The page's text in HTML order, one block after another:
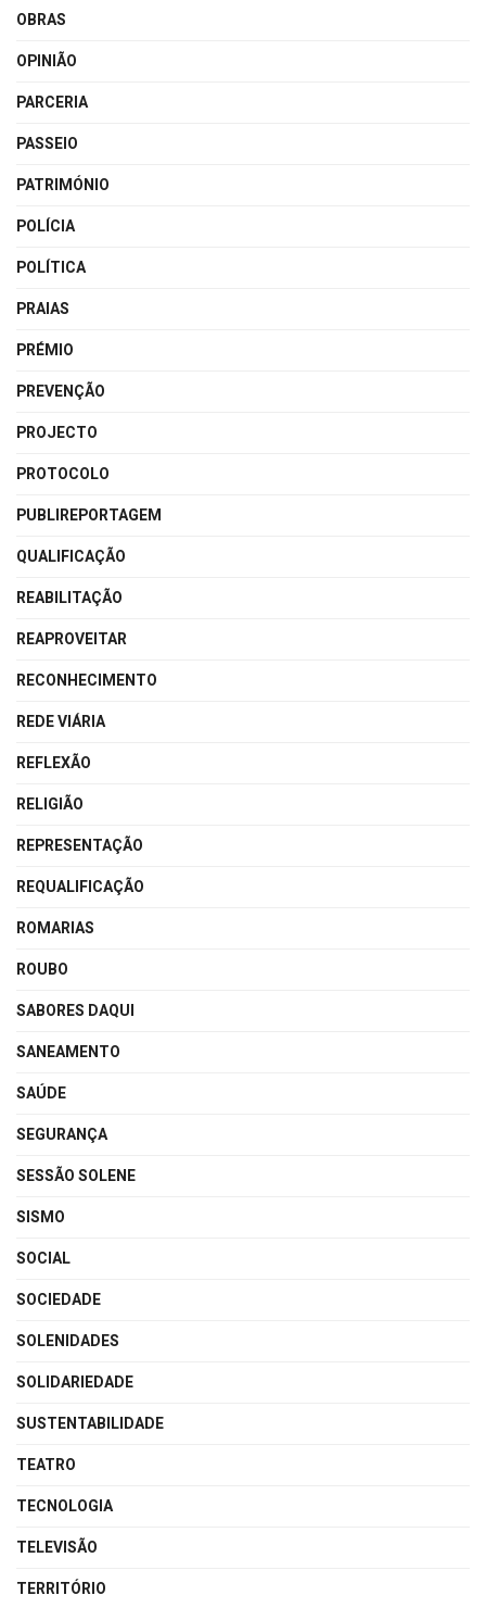
OBRAS
OPINIÃO
PARCERIA
PASSEIO
PATRIMÓNIO
POLÍCIA
POLÍTICA
PRAIAS
PRÉMIO
PREVENÇÃO
PROJECTO
PROTOCOLO
PUBLIREPORTAGEM
QUALIFICAÇÃO
REABILITAÇÃO
REAPROVEITAR
RECONHECIMENTO
REDE VIÁRIA
REFLEXÃO
RELIGIÃO
REPRESENTAÇÃO
REQUALIFICAÇÃO
ROMARIAS
ROUBO
SABORES DAQUI
SANEAMENTO
SAÚDE
SEGURANÇA
SESSÃO SOLENE
SISMO
SOCIAL
SOCIEDADE
SOLENIDADES
SOLIDARIEDADE
SUSTENTABILIDADE
TEATRO
TECNOLOGIA
TELEVISÃO
TERRITÓRIO